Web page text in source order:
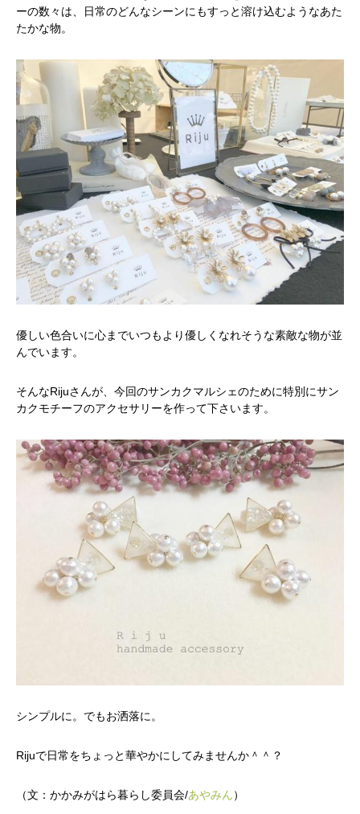
ーの数々は、日常のどんなシーンにもすっと溶け込むようなあた
たかな物。
優しい色合いに心までいつもより優しくなれそうな素敵な物が並
んでいます。
そんなRijuさんが、今回のサンカクマルシェのために特別にサン
カクモチーフのアクセサリーを作って下さいます。
シンプルに。でもお洒落に。
Rijuで日常をちょっと華やかにしてみませんか＾＾？
（文：かかみがはら暮らし委員会/あやみん）